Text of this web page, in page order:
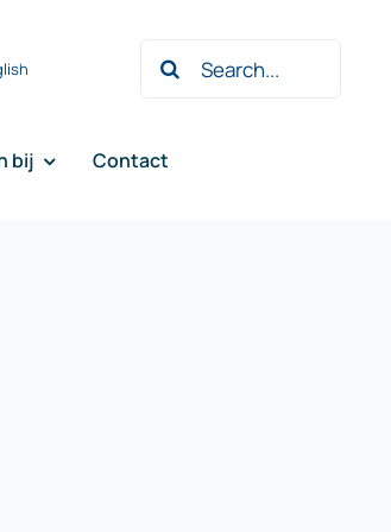
Zoeken
naar:
bij Contact